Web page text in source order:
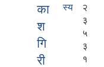
का
श
गि
री
स्य
२
३
५
३
१